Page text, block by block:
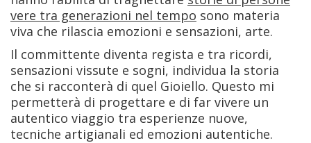
vere tra generazioni nel tempo sono materia
viva che rilascia emozioni e sensazioni, arte.
Il committente diventa regista e tra ricordi,
sensazioni vissute e sogni, individua la storia
che si racconterà di quel Gioiello. Questo mi
permetterà di progettare e di far vivere un
autentico viaggio tra esperienze nuove,
tecniche artigianali ed emozioni autentiche.